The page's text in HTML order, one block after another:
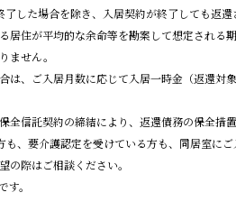
した場合を除き、入居契約が終了しても返還
住が平均的な余命等を勘案して想定される期
ません。
は、ご入居月数に応じて入居一時金（返還対
信託契約の締結により、返還債務の保全措置
、要介護認定を受けている方も、同居室にご
の際はご相談ください。
。